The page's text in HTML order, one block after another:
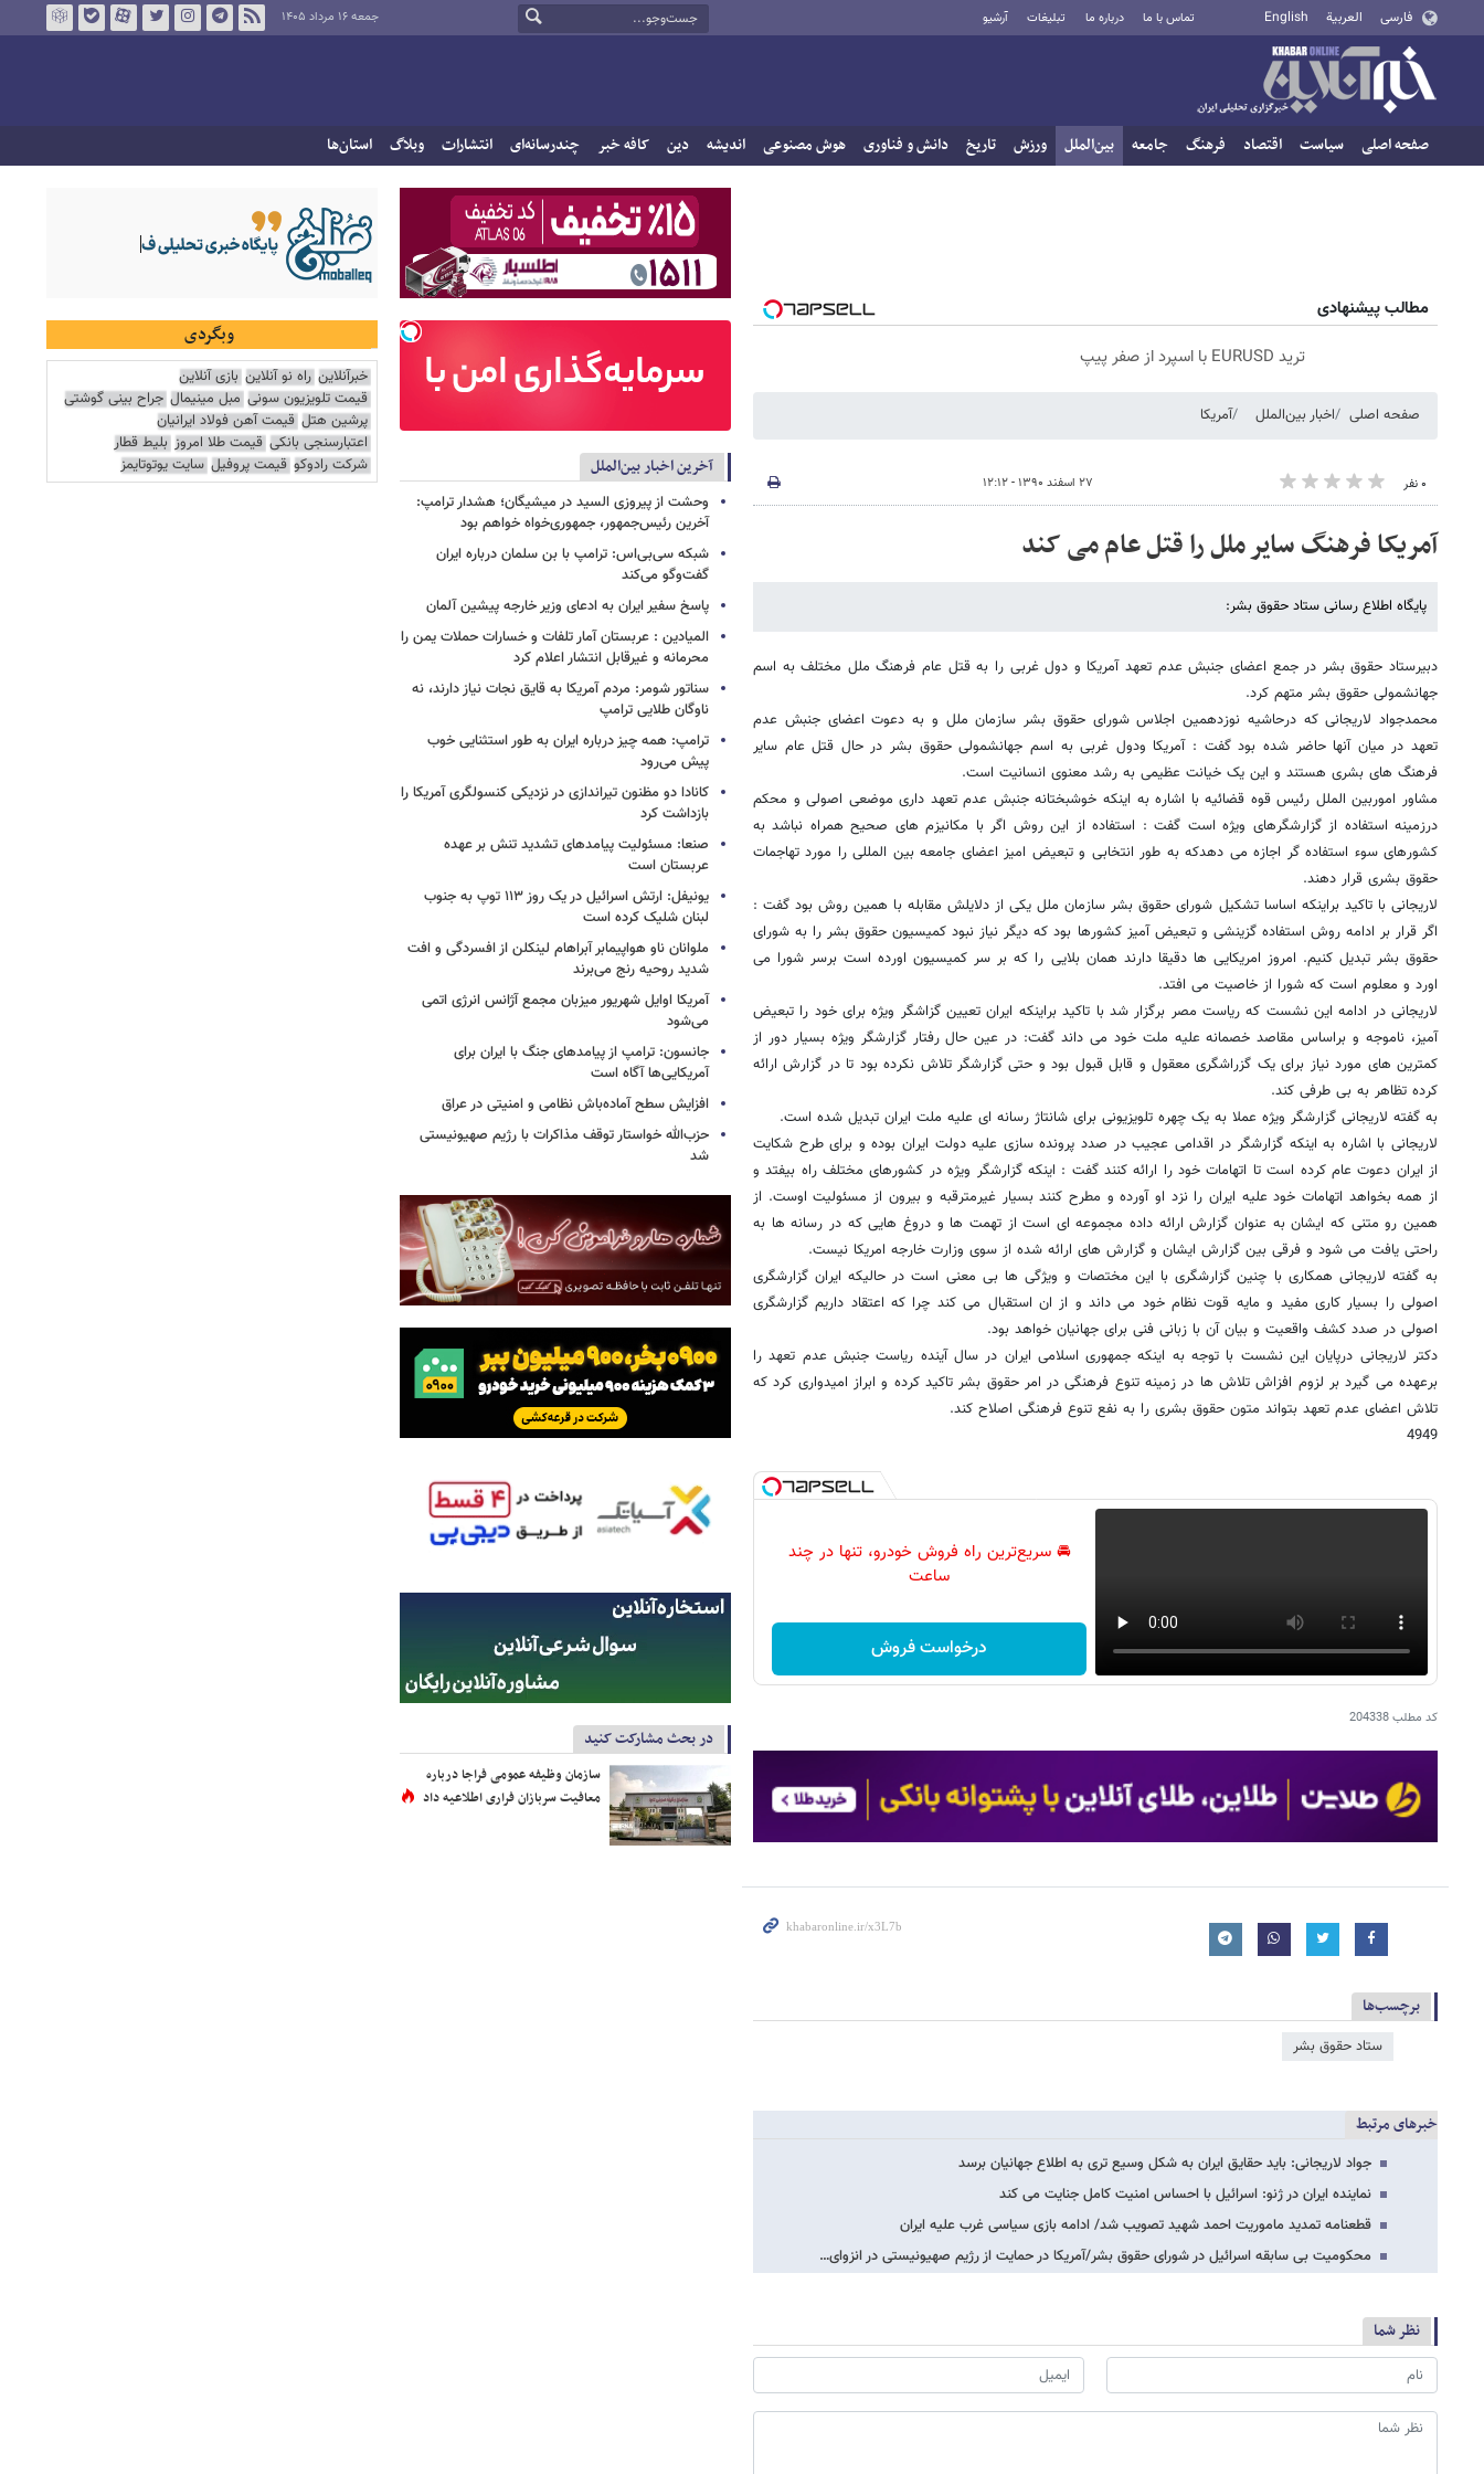
فارسی العربية English تماس با ما درباره ما تبلیغات آرشیو جمعه ۱۶ مرداد ۱۴۰۵
صفحه اصلی سیاست اقتصاد فرهنگ جامعه بین‌الملل ورزش تاریخ دانش و فناوری هوش مصنوعی اندیشه دین کافه خبر چندرسانه‌ای انتشارات وبلاگ استان‌ها
مطالب پیشنهادی
ترید EURUSD با اسپرد از صفر پیپ
صفحه اصلی اخبار بین‌الملل آمریکا
۰ نفر ۲۷ اسفند ۱۳۹۰ - ۱۲:۱۲
آمریکا فرهنگ سایر ملل را قتل عام می کند
پایگاه اطلاع رسانی ستاد حقوق بشر:
دبیرستاد حقوق بشر در جمع اعضای جنبش عدم تعهد آمریکا و دول غربی را به قتل عام فرهنگ ملل مختلف به اسم
جهانشمولی حقوق بشر متهم کرد.
محمدجواد لاریجانی که درحاشیه نوزدهمین اجلاس شورای حقوق بشر سازمان ملل و به دعوت اعضای جنبش عدم
تعهد در میان آنها حاضر شده بود گفت : آمریکا ودول غربی به اسم جهانشمولی حقوق بشر در حال قتل عام سایر
فرهنگ های بشری هستند و این یک خیانت عظیمی به رشد معنوی انسانیت است.
مشاور اموربین الملل رئیس قوه قضائیه با اشاره به اینکه خوشبختانه جنبش عدم تعهد داری موضعی اصولی و محکم
درزمینه استفاده از گزارشگرهای ویژه است گفت : استفاده از این روش اگر با مکانیزم های صحیح همراه نباشد به
کشورهای سوء استفاده گر اجازه می دهدکه به طور انتخابی و تبعیض امیز اعضای جامعه بین المللی را مورد تهاجمات
حقوق بشری قرار دهند.
لاریجانی با تاکید براینکه اساسا تشکیل شورای حقوق بشر سازمان ملل یکی از دلایلش مقابله با همین روش بود گفت :
اگر قرار بر ادامه روش استفاده گزینشی و تبعیض آمیز کشورها بود که دیگر نیاز نبود کمیسیون حقوق بشر را به شورای
حقوق بشر تبدیل کنیم. امروز امریکایی ها دقیقا دارند همان بلایی را که بر سر کمیسیون اورده است برسر شورا می
اورد و معلوم است که شورا از خاصیت می افتد.
لاریجانی در ادامه این نشست که ریاست مصر برگزار شد با تاکید براینکه ایران تعیین گزاشگر ویژه برای خود را تبعیض
آمیز، ناموجه و براساس مقاصد خصمانه علیه ملت خود می داند گفت: در عین حال رفتار گزارشگر ویژه بسیار دور از
کمترین های مورد نیاز برای یک گزراشگری معقول و قابل قبول بود و حتی گزارشگر تلاش نکرده بود تا در گزارش ارائه
کرده تظاهر به بی طرفی کند.
به گفته لاریجانی گزارشگر ویژه عملا به یک چهره تلویزیونی برای شانتاژ رسانه ای علیه ملت ایران تبدیل شده است.
لاریجانی با اشاره به اینکه گزارشگر در اقدامی عجیب در صدد پرونده سازی علیه دولت ایران بوده و برای طرح شکایت
از ایران دعوت عام کرده است تا اتهامات خود را ارائه کنند گفت : اینکه گزارشگر ویژه در کشورهای مختلف راه بیفتد و
از همه بخواهد اتهامات خود علیه ایران را نزد او آورده و مطرح کنند بسیار غیرمترقبه و بیرون از مسئولیت اوست. از
همین رو متنی که ایشان به عنوان گزارش ارائه داده مجموعه ای است از تهمت ها و دروغ هایی که در رسانه ها به
راحتی یافت می شود و فرقی بین گزارش ایشان و گزارش های ارائه شده از سوی وزارت خارجه امریکا نیست.
به گفته لاریجانی همکاری با چنین گزارشگری با این مختصات و ویژگی ها بی معنی است در حالیکه ایران گزارشگری
اصولی را بسیار کاری مفید و مایه قوت نظام خود می داند و از ان استقبال می کند چرا که اعتقاد داریم گزارشگری
اصولی در صدد کشف واقعیت و بیان آن با زبانی فنی برای جهانیان خواهد بود.
دکتر لاریجانی درپایان این نشست با توجه به اینکه جمهوری اسلامی ایران در سال آینده ریاست جنبش عدم تعهد را
برعهده می گیرد بر لزوم افزاش تلاش ها در زمینه تنوع فرهنگی در امر حقوق بشر تاکید کرده و ابراز امیدواری کرد که
تلاش اعضای عدم تعهد بتواند متون حقوق بشری را به نفع تنوع فرهنگی اصلاح کند.
4949
🚘 سریع‌ترین راه فروش خودرو، تنها در چند
ساعت
درخواست فروش
کد مطلب204338
برچسب‌ها
ستاد حقوق بشر
خبرهای مرتبط
جواد لاریجانی: باید حقایق ایران به شکل وسیع تری به اطلاع جهانیان برسد
نماینده ایران در ژنو: اسرائیل با احساس امنیت کامل جنایت می کند
قطعنامه تمدید ماموریت احمد شهید تصویب شد/ ادامه بازی سیاسی غرب علیه ایران
محکومیت بی سابقه اسرائیل در شورای حقوق بشر/آمریکا در حمایت از رژیم صهیونیستی در انزوای…
نظر شما
آخرین اخبار بین‌الملل
وحشت از پیروزی السید در میشیگان؛ هشدار ترامپ:
آخرین رئیس‌جمهور، جمهوری‌خواه خواهم بود
شبکه سی‌بی‌اس: ترامپ با بن سلمان درباره ایران
گفت‌وگو می‌کند
پاسخ سفیر ایران به ادعای وزیر خارجه پیشین آلمان
المیادین : عربستان آمار تلفات و خسارات حملات یمن را
محرمانه و غیرقابل انتشار اعلام کرد
سناتور شومر: مردم آمریکا به قایق نجات نیاز دارند، نه
ناوگان طلایی ترامپ
ترامپ: همه چیز درباره ایران به طور استثنایی خوب
پیش می‌رود
کانادا دو مظنون تیراندازی در نزدیکی کنسولگری آمریکا را
بازداشت کرد
صنعا: مسئولیت پیامدهای تشدید تنش بر عهده
عربستان است
یونیفل: ارتش اسرائیل در یک روز ۱۱۳ توپ به جنوب
لبنان شلیک کرده است
ملوانان ناو هواپیمابر آبراهام لینکلن از افسردگی و افت
شدید روحیه رنج می‌برند
آمریکا اوایل شهریور میزبان مجمع آژانس انرژی اتمی
می‌شود
جانسون: ترامپ از پیامدهای جنگ با ایران برای
آمریکایی‌ها آگاه است
افزایش سطح آماده‌باش نظامی و امنیتی در عراق
حزب‌الله خواستار توقف مذاکرات با رژیم صهیونیستی
شد
در بحث مشارکت کنید
سازمان وظیفه عمومی فراجا درباره
معافیت سربازان فراری اطلاعیه داد
وبگردی
خبرآنلاین راه نو آنلاین بازی آنلاین
قیمت تلویزیون سونی مبل مینیمال جراح بینی گوشتی
پرشین هتل قیمت آهن فولاد ایرانیان
اعتبارسنجی بانکی قیمت طلا امروز بلیط قطار
شرکت رادوکو قیمت پروفیل سایت یوتوتایمز